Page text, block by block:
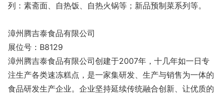
列：素斋面、自热饭、自热火锅等；新品预制菜系列等。
漳州腾吉泰食品有限公司
展位号：B8129
漳州腾吉泰食品有限公司创建于2007年，十几年如一日专
注生产各类速冻糕点，是一家集研发、生产与销售为一体的
食品研发生产企业。企业坚持延续传统融合创新、让优质的